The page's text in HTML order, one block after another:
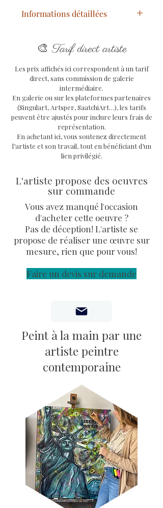
Informations détaillées
Année: 2024
: Techniques Mixtes
Support: toile sur châssis en
bois avec système d'attache à
l'arrière
Dimensions oeuvre: 61 x 50 x 2
cm
Oeuvre unique signée, avec COA
signé de l'artiste Priscilla
Vettese et facture.
remis contre signature
🎨 Tarif direct artiste
Les prix affichés ici correspondent à un tarif
direct, sans commission de galerie
intermédiaire.
En galerie ou sur les plateformes partenaires
(Singulart, Artsper, SaatchiArt…), les tarifs
peuvent être ajustés pour inclure leurs frais de
représentation.
En achetant ici, vous soutenez directement
l’artiste et son travail, tout en bénéficiant d’un
lien privilégié.
L'artiste propose des oeuvres
sur commande
Vous avez manqué l'occasion
d'acheter cette oeuvre ?
Pas de déception! L'artiste se
propose de réaliser une œuvre sur
mesure, rien que pour vous!
Faire un devis sur demande
Peint à la main par une
artiste peintre
contemporaine